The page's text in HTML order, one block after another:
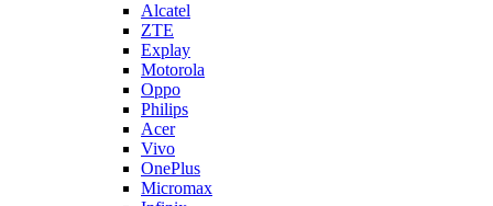
Philips
Acer
Vivo
OnePlus
Micromax
Infinix
Blackberry
Oukitel
Tecno
Highscreen